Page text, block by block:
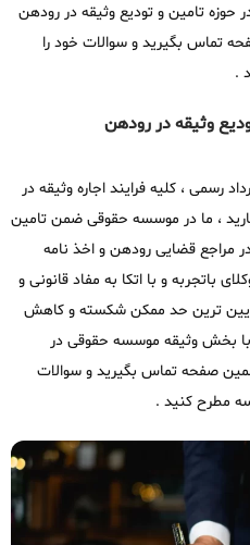
حوزه تامین و تودیع وثیقه در رودهن
تماس بگیرید و سوالات خود را
.
وثیقه در رودهن
رسمی ، کلیه فرایند اجاره وثیقه در
، ما در موسسه حقوقی ضمن تامین
مراجع قضایی رودهن و اخذ نامه
باتجربه و با اتکا به مفاد قانونی و
پایین ترین حد ممکن شکسته و کاهش
بخش وثیقه موسسه حقوقی در
صفحه تماس بگیرید و سوالات
مطرح کنید .